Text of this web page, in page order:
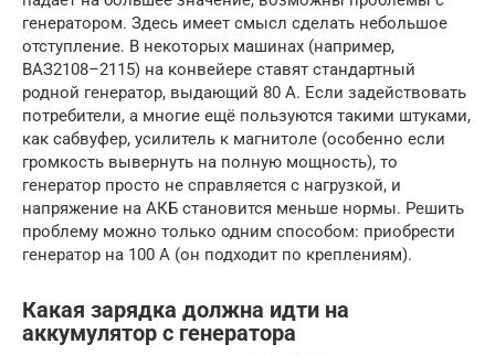
генератором. Здесь имеет смысл сделать небольшое
отступление. В некоторых машинах (например,
ВАЗ2108–2115) на конвейере ставят стандартный
родной генератор, выдающий 80 А. Если задействовать
потребители, а многие ещё пользуются такими штуками,
как сабвуфер, усилитель к магнитоле (особенно если
громкость вывернуть на полную мощность), то
генератор просто не справляется с нагрузкой, и
напряжение на АКБ становится меньше нормы. Решить
проблему можно только одним способом: приобрести
генератор на 100 А (он подходит по креплениям).
Какая зарядка должна идти на
аккумулятор с генератора